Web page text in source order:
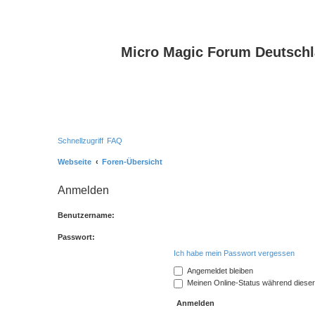
Micro Magic Forum
Schnellzugriff FAQ
Webseite Foren-Übersicht
Anmelden
Benutzername:
Passwort:
Ich habe mein Passwort vergessen
Angemeldet bleiben
Meinen Online-Status während